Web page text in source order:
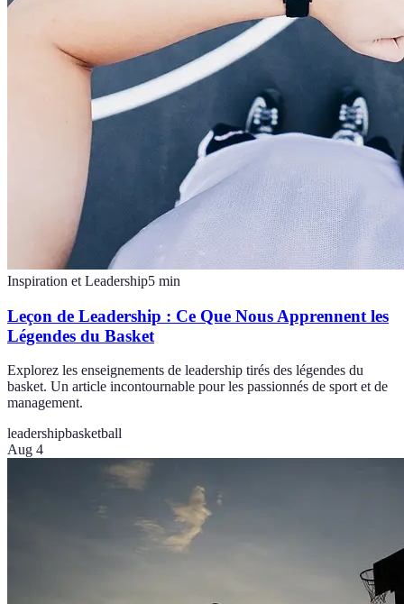
Inspiration et Leadership5 min
Leçon de Leadership : Ce Que Nous Apprennent les
Légendes du Basket
Explorez les enseignements de leadership tirés des légendes du
basket. Un article incontournable pour les passionnés de sport et de
management.
leadershipbasketball
Aug 4